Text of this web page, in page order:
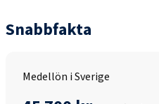
Snabbfakta
Medellön i Sverige